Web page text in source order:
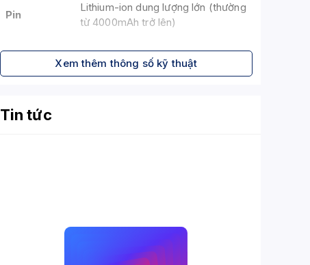
Pin
Lithium-ion dung lượng lớn (thường
từ 4000mAh trở lên)
Thời lượng
Lâu dài, tùy thuộc vào việc sử
dụng đèn RGB và chế độ kết nối
Ghosting
Xem thêm thông số kỹ thuật
Tin tức